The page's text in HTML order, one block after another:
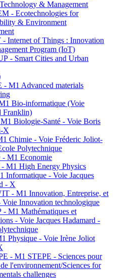
& Management
- Ecotechnologies for
& Environment
Internet of Things : Innovation
Program (IoT)
- Smart Cities and Urban
M1 Advanced materials
Bio-informatique (Voie
Franklin)
Biologie-Santé - Voie Boris
X
Chimie - Voie Fréderic Joliot-
Polytechnique
M1 Economie
M1 High Energy Physics
Informatique - Voie Jacques
- X
- M1 Innovation, Entreprise, et
Voie Innovation technologique
M1 Mathématiques et
- Voie Jacques Hadamard -
Physique - Voie Irène Joliot
- M1 STEPE - Sciences pour
l'environnement/Sciences for
challenges